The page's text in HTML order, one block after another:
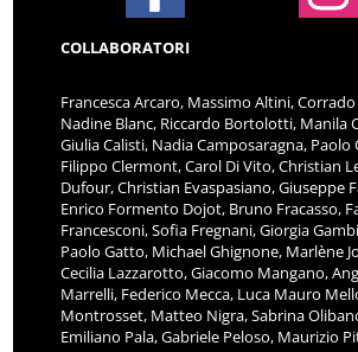
COLLABORATORI
Francesca Arcaro, Massimo Altini,
Nadine Blanc, Riccardo Bortolotti, Manila
Giulia Calisti, Nadia Camposaragna, Paolo
Filippo Clermont, Carol Di Vito, Christian
Dufour, Christian Evaspasiano, Giuseppe
Enrico Formento Dojot, Bruno Fracasso,
Francesconi, Sofia Fregnani, Giorgia
Paolo Gatto, Michael Ghignone, Marlène
Cecilia Lazzarotto, Giacomo Mangano,
Marrelli, Federico Mecca, Luca Mauro
Montrosset, Matteo Nigra, Sabrina
Emiliano Pala, Gabriele Peloso, Maurizio